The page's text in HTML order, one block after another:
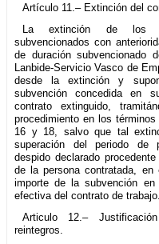
Artículo 11.– Extinción del
La extinción de los
subvencionados con
de duración subvencionado
Lanbide-Servicio Vasco de
desde la extinción y
subvención concedida en
contrato extinguido,
procedimiento en los
16 y 18, salvo que tal
superación del periodo de
despido declarado
de la persona contratada, en
importe de la subvención
efectiva del contrato de trabajo.
Articulo 12.–
reintegros.